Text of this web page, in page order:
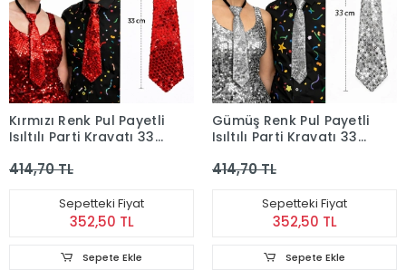
Kırmızı Renk Pul Payetli
Işıltılı Parti Kravatı 33
414,70 TL
Sepetteki Fiyat
352,50 TL
Sepete Ekle
Gümüş Renk Pul Payetli
Işıltılı Parti Kravatı 33
414,70 TL
Sepetteki Fiyat
352,50 TL
Sepete Ekle